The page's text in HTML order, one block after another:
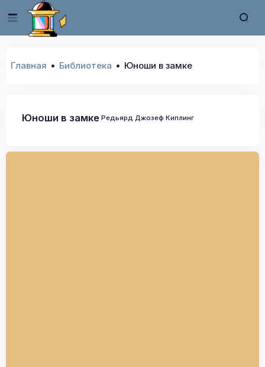
Главная Библиотека Юноши в замке
Юноши в замке Редьярд Джозеф Киплинг